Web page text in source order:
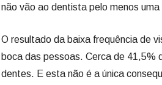
não vão ao dentista pelo menos
O resultado da baixa frequência de
boca das pessoas. Cerca de 41,5%
dentes. E esta não é a única